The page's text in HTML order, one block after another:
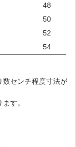
48
50
52
54
センチ程度寸法が
す。